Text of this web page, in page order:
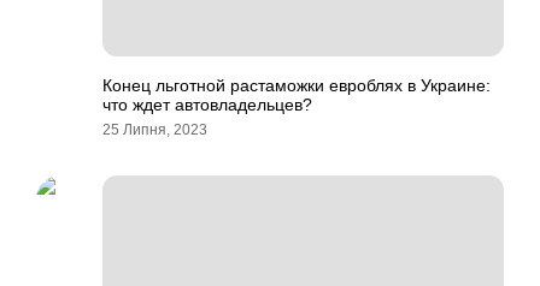
Конец льготной растаможки евроблях в Украине:
что ждет автовладельцев?
25 Липня, 2023